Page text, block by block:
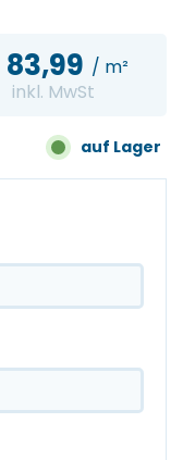
83,99 / m²
inkl. MwSt
auf Lager